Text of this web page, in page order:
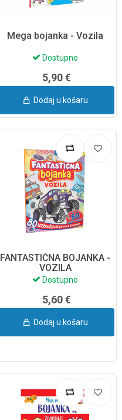
Mega bojanka - Vozila
Dostupno
5,90 €
Dodaj u košaru
FANTASTIČNA BOJANKA -
VOZILA
Dostupno
5,60 €
Dodaj u košaru